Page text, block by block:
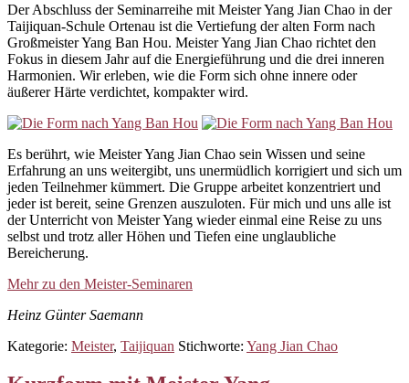
Der Abschluss der Seminarreihe mit Meister Yang Jian Chao in der
Taijiquan-Schule Ortenau ist die Vertiefung der alten Form nach
Großmeister Yang Ban Hou. Meister Yang Jian Chao richtet den
Fokus in diesem Jahr auf die Energieführung und die drei inneren
Harmonien. Wir erleben, wie die Form sich ohne innere oder
äußerer Härte verdichtet, kompakter wird.
Es berührt, wie Meister Yang Jian Chao sein Wissen und seine
Erfahrung an uns weitergibt, uns unermüdlich korrigiert und sich um
jeden Teilnehmer kümmert. Die Gruppe arbeitet konzentriert und
jeder ist bereit, seine Grenzen auszuloten. Für mich und uns alle ist
der Unterricht von Meister Yang wieder einmal eine Reise zu uns
selbst und trotz aller Höhen und Tiefen eine unglaubliche
Bereicherung.
Mehr zu den Meister-Seminaren
Heinz Günter Saemann
Kategorie: Meister, Taijiquan Stichworte: Yang Jian Chao